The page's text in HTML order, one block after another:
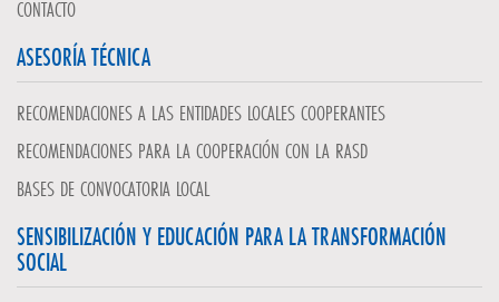
CONTACTO
ASESORÍA TÉCNICA
RECOMENDACIONES A LAS ENTIDADES LOCALES COOPERANTES
RECOMENDACIONES PARA LA COOPERACIÓN CON LA RASD
BASES DE CONVOCATORIA LOCAL
SENSIBILIZACIÓN Y EDUCACIÓN PARA LA TRANSFORMACIÓN
SOCIAL